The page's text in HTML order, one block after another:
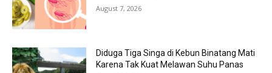
August 7, 2026
Diduga Tiga Singa di Kebun Binatang Mati
Karena Tak Kuat Melawan Suhu Panas